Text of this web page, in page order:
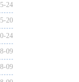
24
20
24
09
09